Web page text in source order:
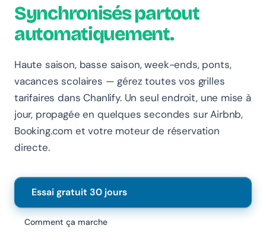
Synchronisés partout
automatiquement.
Haute saison, basse saison, week-ends, ponts,
vacances scolaires — gérez toutes vos grilles
tarifaires dans Chanlify. Un seul endroit, une mise à
jour, propagée en quelques secondes sur Airbnb,
Booking.com et votre moteur de réservation
directe.
Essai gratuit 30 jours
Comment ça marche
Bonjour 👋 Je suis l'assistant Chanlify. Comment puis-
je vous aider ?
Hello! I'm the Chanlify assistant. How can I help?